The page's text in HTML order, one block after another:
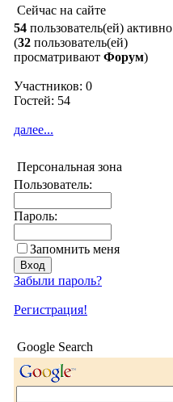
Сейчас на сайте
54 пользователь(ей) активно
(32 пользователь(ей)
просматривают Форум)
Участников: 0
Гостей: 54
далее...
Персональная зона
Пользователь:
Пароль:
Запомнить меня
Забыли пароль?
Регистрация!
Google Search